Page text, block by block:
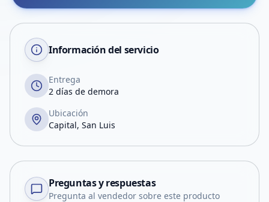
Información del servicio
Entrega
2 días de demora
Ubicación
Capital, San Luis
Preguntas y respuestas
Pregunta al vendedor sobre este producto